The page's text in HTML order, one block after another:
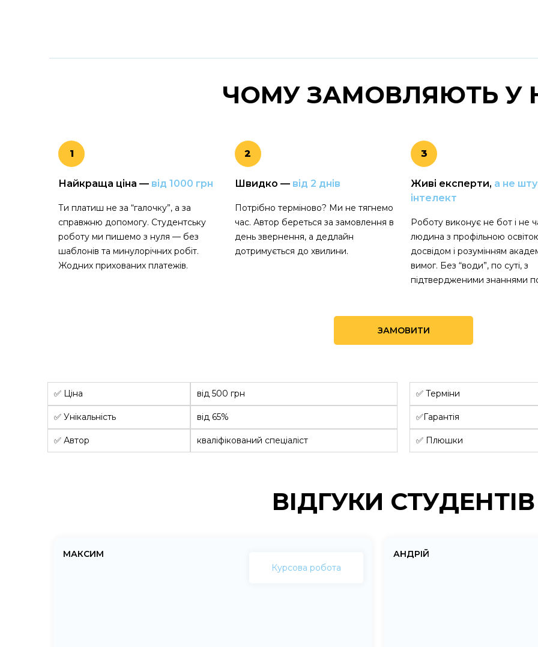
ЧОМУ ЗАМОВЛЯЮТЬ У
1
Найкраща ціна — від 1000 грн
Ти платиш не за “галочку”, а за
справжню допомогу. Студентську
роботу ми пишемо з нуля — без
шаблонів та минулорічних робіт.
Жодних прихованих платежів.
2
Швидко — від 2 днів
Потрібно терміново? Ми не тягнемо
час. Автор береться за замовлення в
день звернення, а дедлайн
дотримується до хвилини.
3
Живі експерти, а не
інтелект
Роботу виконує не бот і не
людина з профільною
досвідом і розумінням
вимог. Без “води”, по суті, з
підтвердженими знаннями
ЗАМОВИТИ
✅ Ціна від 500 грн ✅ Терміни
✅ Унікальність від 65% ✅Гарантія
✅ Автор кваліфікований спеціаліст ✅ Плюшки
ВІДГУКИ СТУДЕНТІВ
МАКСИМ
Курсова робота
АНДРІЙ